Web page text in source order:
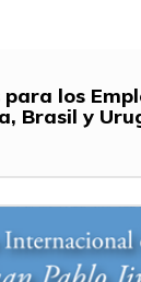
los
Brasil y